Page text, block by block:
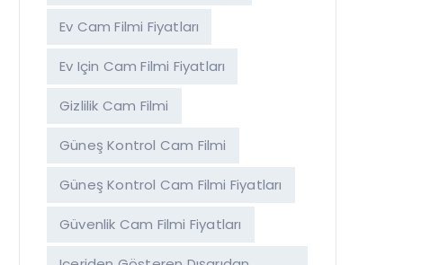
Ev Cam Filmi Fiyatları
Ev Için Cam Filmi Fiyatları
Gizlilik Cam Filmi
Güneş Kontrol Cam Filmi
Güneş Kontrol Cam Filmi Fiyatları
Güvenlik Cam Filmi Fiyatları